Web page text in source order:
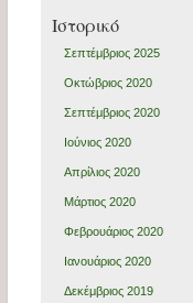
Ιστορικό
Σεπτέμβριος 2025
Οκτώβριος 2020
Σεπτέμβριος 2020
Ιούνιος 2020
Απρίλιος 2020
Μάρτιος 2020
Φεβρουάριος 2020
Ιανουάριος 2020
Δεκέμβριος 2019